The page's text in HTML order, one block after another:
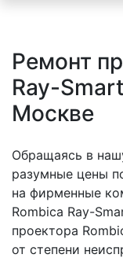
Ремонт
Ray-
Москве
Обращаясь в
разумные цены
на фирменные
Rombica Ray-
проектора
от степени